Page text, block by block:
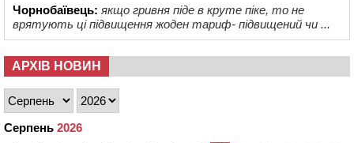
Чорнобаївець: якщо гривня піде в круте піке, то не
врятують ці підвищення жоден тариф- підвищений чи ...
АРХІВ НОВИН
Серпень 2026